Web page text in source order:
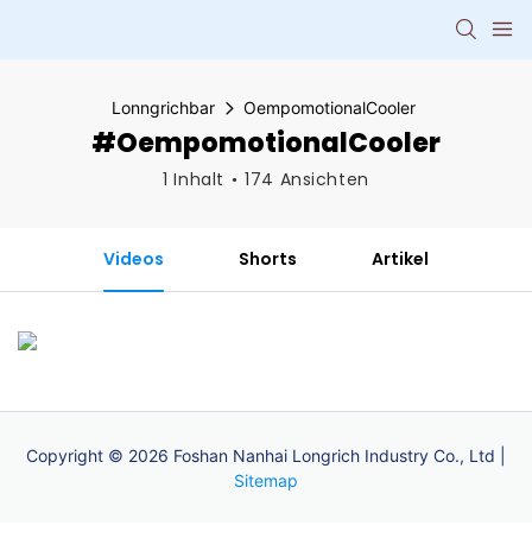
Lonngrichbar OempomotionalCooler
#OempomotionalCooler
1 Inhalt 174 Ansichten
Videos Shorts Artikel
Copyright © 2026 Foshan Nanhai Longrich Industry Co., Ltd |
Sitemap